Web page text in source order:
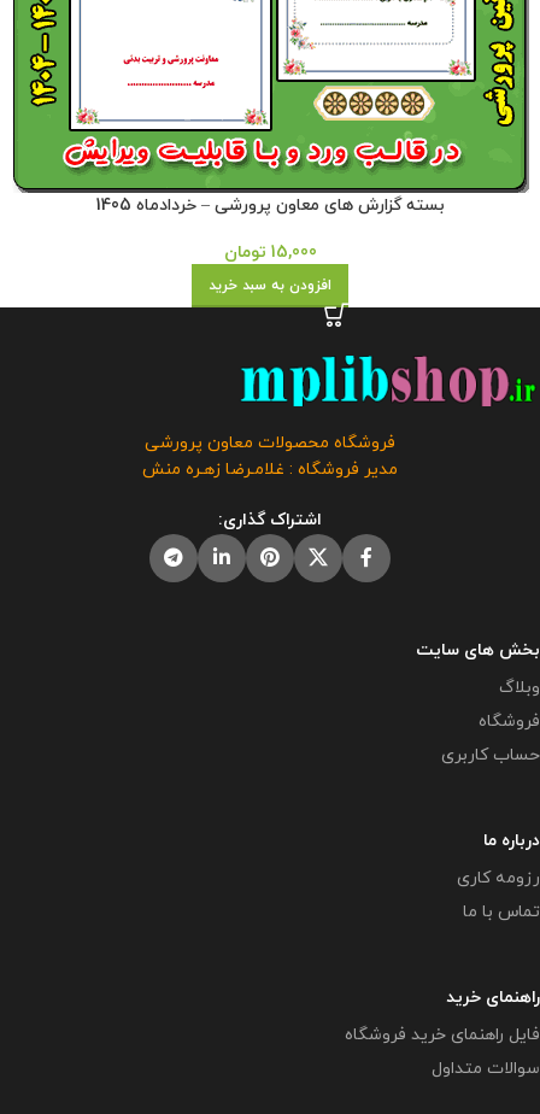
بسته گزارش های معاون پرورشی – خردادماه 1405
15,000 تومان
افزودن به سبد خرید
فروشگاه محصولات معاون پرورشی
مدیر فروشگاه : غلامـرضا زهـره منش
اشتراک گذاری:
بخش های سایت
وبلاگ
فروشگاه
حساب کاربری
درباره ما
رزومه کاری
تماس با ما
راهنمای خرید
فایل راهنمای خرید فروشگاه
سوالات متداول